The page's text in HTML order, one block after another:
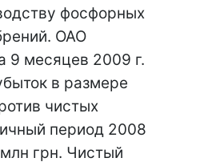
фосфорных
ОАО
9 месяцев 2009 г.
в размере
чистых
период 2008
грн. Чистый